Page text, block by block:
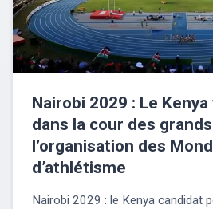
Nairobi 2029 : Le
dans la cour des
l’organisation des
d’athlétisme
Nairobi 2029 : le Kenya candidat